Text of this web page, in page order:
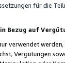
für die
Bezug auf
verwendet
Vergütungen